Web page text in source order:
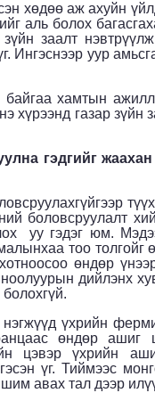
хөдөө аж ахуйн
аль болох
заалт
Ингэснээр уур
байгаа хамтын
хүрээнд газар зүйн
гэдгийг
боловсруулалт
уу гэдэг юм.
тоо толгойг
өндөр
дийлэнх
үхрийн
өндөр ашиг
цэвэр үхрийн
үг. Тиймээс
авах тал дээр